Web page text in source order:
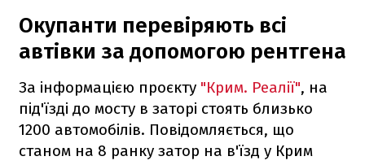
Окупанти перевіряють всі
автівки за допомогою рентгена
За інформацією проєкту "Крим. Реалії", на
під'їзді до мосту в заторі стоять близько
1200 автомобілів. Повідомляється, що
станом на 8 ранку затор на в'їзд у Крим